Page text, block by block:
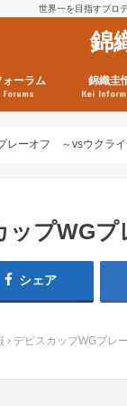
世界一を目指すプロ
錦
ォーラム
Forums
錦織圭
Kei
日現在）
点）
レーオフ ～vsウクライ
ップWG
シェア
› デビスカップWGプレ